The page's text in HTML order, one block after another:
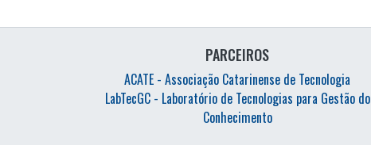
PARCEIROS
ACATE - Associação Catarinense de Tecnologia
LabTecGC - Laboratório de Tecnologias para Gestão do
Conhecimento